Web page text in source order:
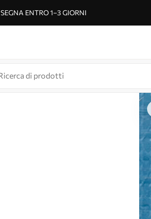
ENTRO 1–3 GIORNI